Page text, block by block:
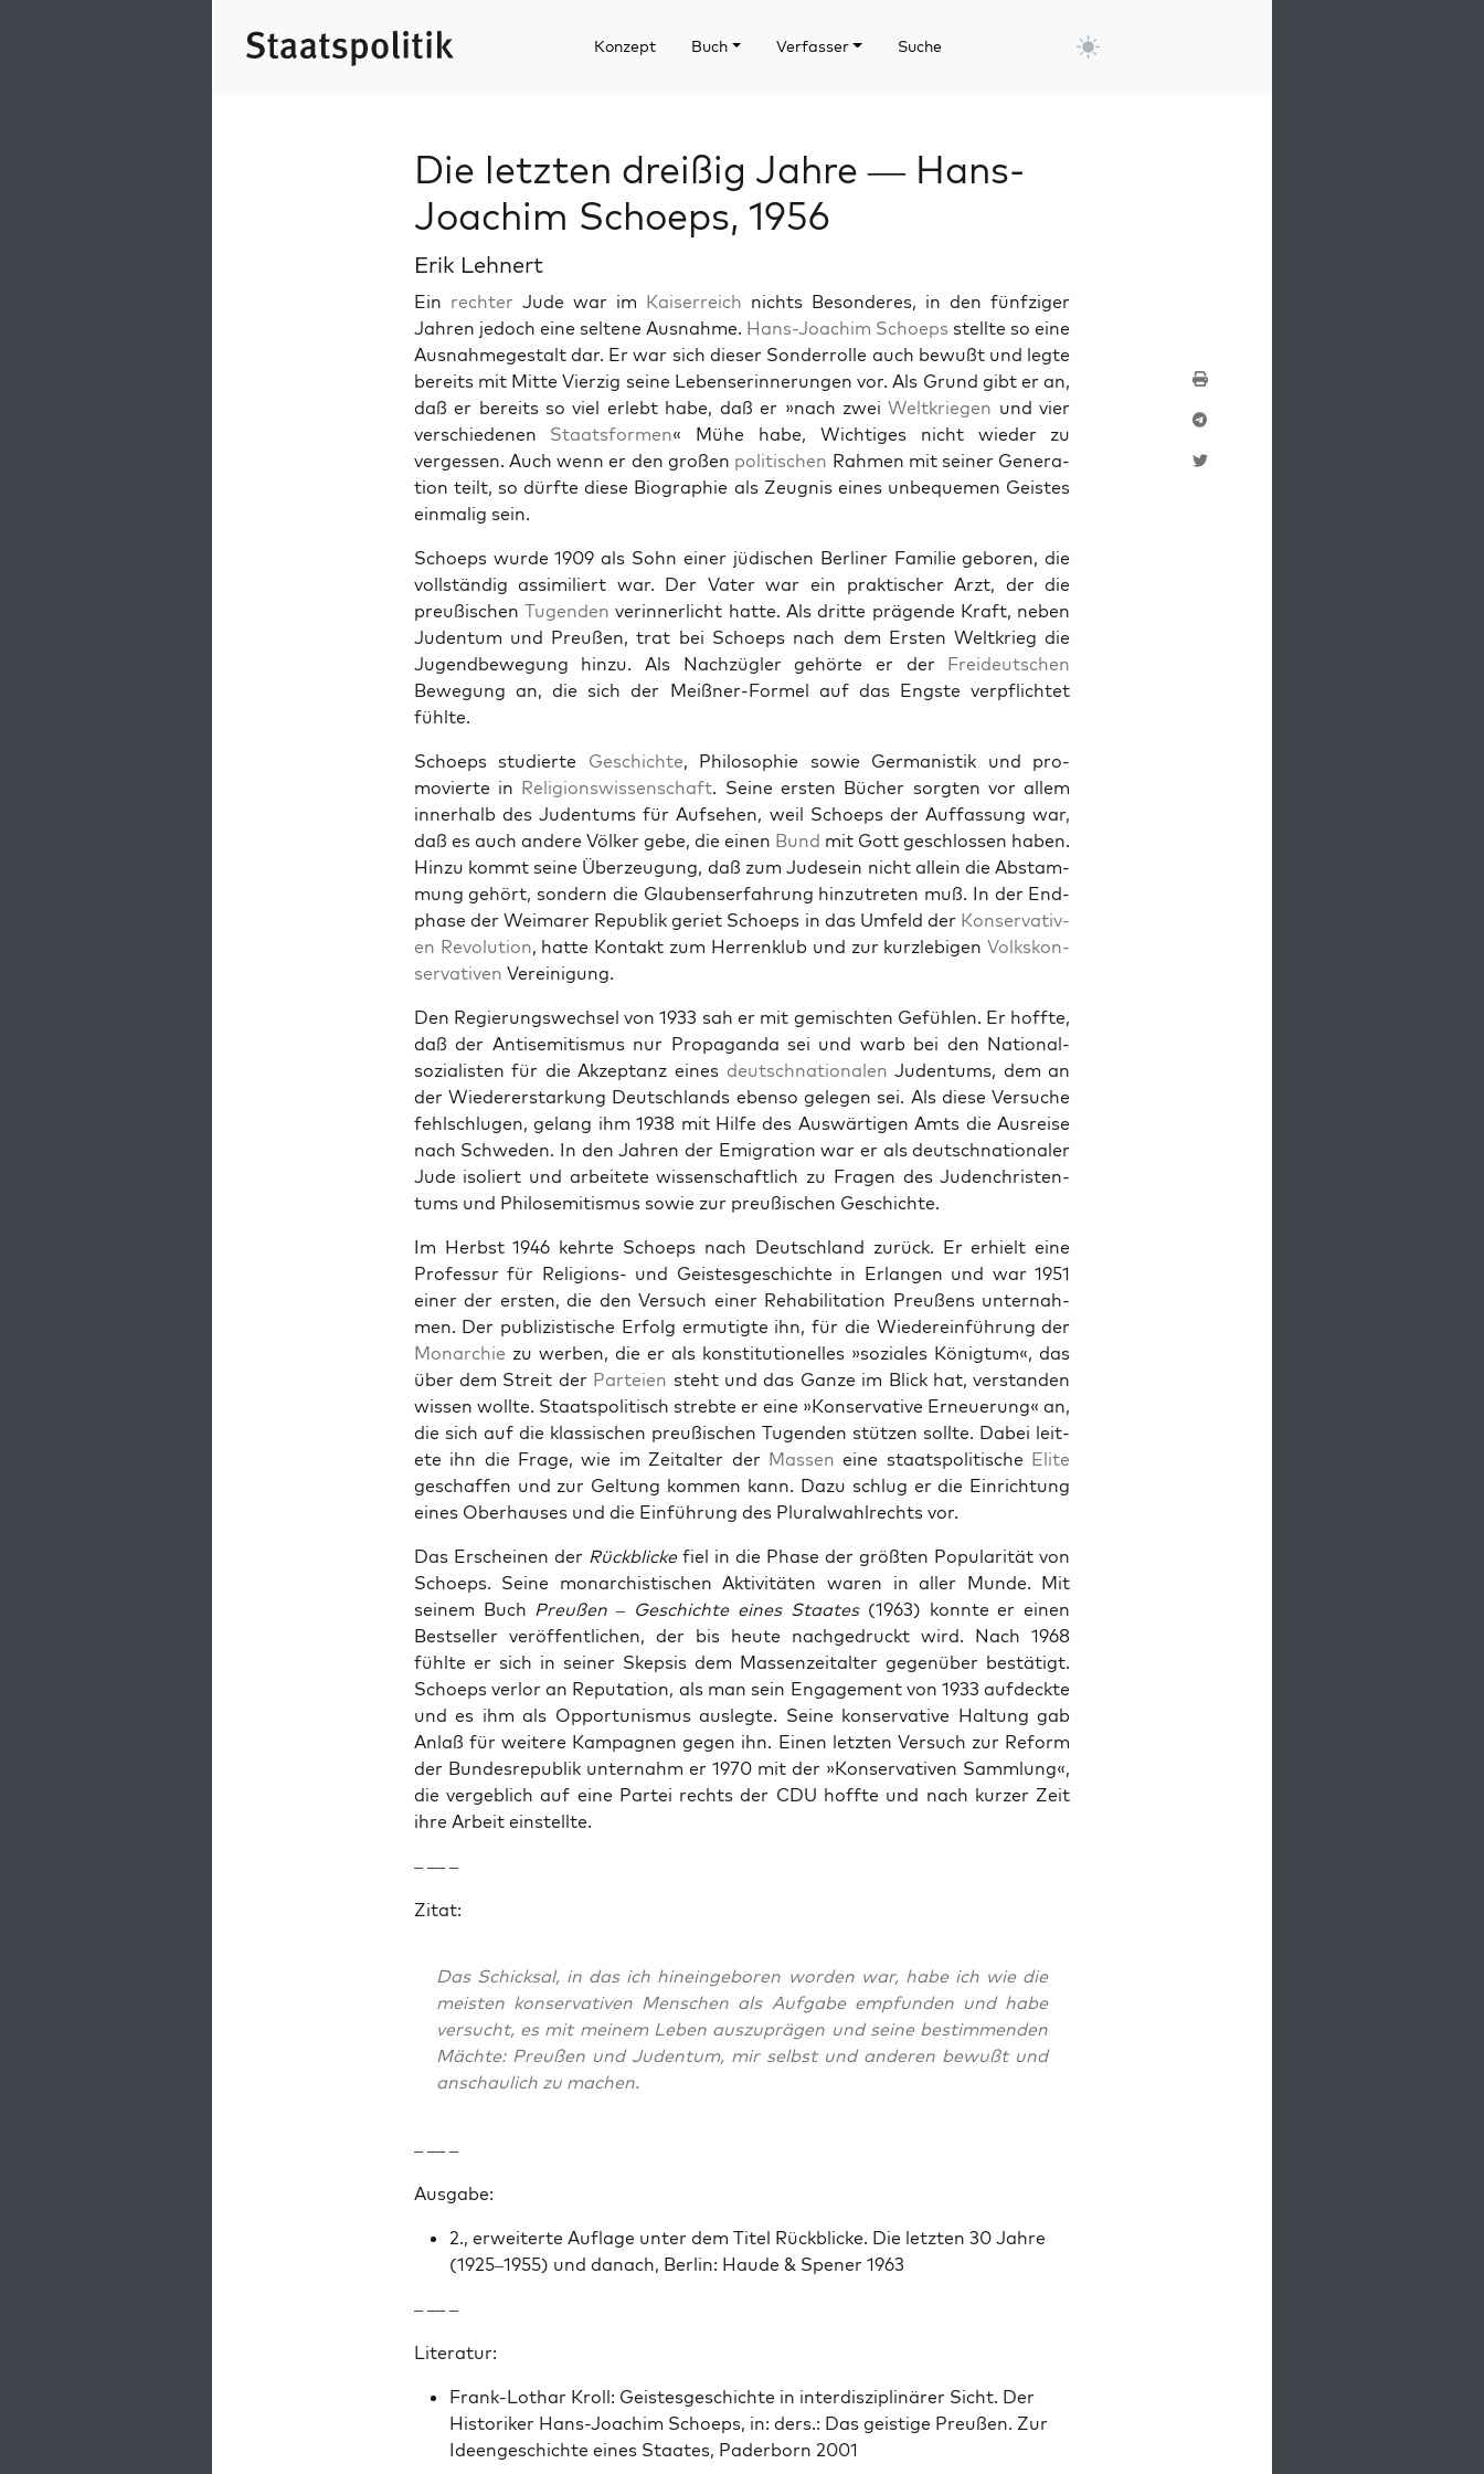
Konzept Buch Verfasser Suche
Die letzten dreißig Jahre — Hans-
Joachim Schoeps, 1956
Erik Lehnert
Ein rechter Jude war im Kaiser­re­ich nichts Beson­deres, in den fün­fziger
Jahren jedoch eine sel­tene Aus­nahme. Hans-Joachim Schoeps stellte so eine
Aus­nah­megestalt dar. Er war sich dieser Son­der­rolle auch bewußt und legte
bere­its mit Mitte Vierzig seine Lebenserin­nerun­gen vor. Als Grund gibt er an,
daß er bere­its so viel erlebt habe, daß er »nach zweiWeltkriegen und vier
ver­schiede­nen Staats­for­men« Mühe habe, Wichtiges nicht wieder zu
vergessen. Auch wenn er den großen poli­tis­chen Rah­men mit sein­er Gen­er­a­
tion teilt, so dürfte diese Biogra­phie als Zeug­nis eines unbe­que­men Geistes
ein­ma­lig sein.
Schoeps wurde 1909 als Sohn ein­er jüdis­chen Berlin­er Fam­i­lie geboren, die
voll­ständig assim­i­liert war. Der Vater war ein prak­tis­ch­er Arzt, der die
preußis­chen Tugen­den verin­ner­licht hat­te. Als dritte prä­gende Kraft, neben
Juden­tum und Preußen, trat bei Schoeps nach dem Ersten Weltkrieg die
Jugend­be­we­gung hinzu. Als Nachzü­gler gehörte er der Frei­deutschen
Bewe­gung an, die sich der Meißn­er-Formel auf das Eng­ste verpflichtet
fühlte.
Schoeps studierte Geschichte, Philoso­phie sowie Ger­man­is­tik und pro­
movierte in Reli­gion­swis­senschaft. Seine ersten Büch­er sorgten vor allem
inner­halb des Juden­tums für Auf­se­hen, weil Schoeps der Auf­fas­sung war,
daß es auch andere Völk­er gebe, die einen Bund mit Gott geschlossen haben.
Hinzu kommt seine Überzeu­gung, daß zum Jude­sein nicht allein die Abstam­
mung gehört, son­dern die Glaubenser­fahrung hinzutreten muß. In der End­
phase der Weimar­er Repub­lik geri­et Schoeps in das Umfeld der Kon­ser­v­a­tiv­
en Rev­o­lu­tion, hat­te Kon­takt zum Her­ren­klub und zur kur­zlebi­genVolk­skon­
ser­v­a­tiv­en Vere­ini­gung.
Den Regierungswech­sel von 1933 sah er mit gemis­cht­en Gefühlen. Er hoffte,
daß der Anti­semitismus nur Pro­pa­gan­da sei und warb bei den Nation­al­
sozial­is­ten für die Akzep­tanz eines deutschna­tionalen Juden­tums, dem an
der Wieder­erstarkung Deutsch­lands eben­so gele­gen sei. Als diese Ver­suche
fehlschlu­gen, gelang ihm 1938 mit Hil­fe des Auswär­ti­gen Amts die Aus­reise
nach Schwe­den. In den Jahren der Emi­gra­tion war er als deutschna­tionaler
Jude isoliert und arbeit­ete wis­senschaftlich zu Fra­gen des Judenchris­ten­
tums und Philosemitismus sowie zur preußis­chen Geschichte.
Im Herb­st 1946 kehrte Schoeps nach Deutsch­land zurück. Er erhielt eine
Pro­fes­sur für Reli­gions- und Geis­tes­geschichte in Erlan­gen und war 1951
ein­er der ersten, die den Ver­such ein­er Reha­bil­i­ta­tion Preußens unter­nah­
men. Der pub­lizis­tis­che Erfolg ermutigte ihn, für die Wiedere­in­führung der
Monar­chie zu wer­ben, die er als kon­sti­tu­tionelles »soziales König­tum«, das
über dem Stre­it der Parteien ste­ht und das Ganze im Blick hat, ver­standen
wis­sen wollte. Staat­spoli­tisch strebte er eine »Kon­ser­v­a­tive Erneuerung« an,
die sich auf die klas­sis­chen preußis­chen Tugen­den stützen sollte. Dabei leit­
ete ihn die Frage, wie im Zeital­ter der Massen eine staat­spoli­tis­che Elite
geschaf­fen und zur Gel­tung kom­men kann. Dazu schlug er die Ein­rich­tung
eines Ober­haus­es und die Ein­führung des Plu­ral­wahlrechts vor.
Das Erscheinen der Rück­blickefiel in die Phase der größten Pop­u­lar­ität von
Schoeps. Seine monar­chis­tis­chen Aktiv­itäten waren in aller Munde. Mit
seinem Buch Preußen – Geschichte eines Staates(1963) kon­nte er einen
Best­seller veröf­fentlichen, der bis heute nachge­druckt wird. Nach 1968
fühlte er sich in sein­er Skep­sis dem Massen­zeital­ter gegenüber bestätigt.
Schoeps ver­lor an Rep­u­ta­tion, als man sein Engage­ment von 1933 aufdeck­te
und es ihm als Oppor­tunis­mus auslegte. Seine kon­ser­v­a­tive Hal­tung gab
Anlaß für weit­ere Kam­pag­nen gegen ihn. Einen let­zten Ver­such zur Reform
der Bun­desre­pub­lik unter­nahm er 1970 mit der »Kon­ser­v­a­tiv­en Samm­lung«,
die verge­blich auf eine Partei rechts der CDU hoffte und nach kurz­er Zeit
ihre Arbeit ein­stellte.
– — –
Zitat:
Das Schick­sal, in das ich hineinge­boren wor­den war, habe ich wie die
meis­ten kon­ser­v­a­tiv­en Men­schen als Auf­gabe emp­fun­den und habe
ver­sucht, es mit meinem Leben auszuprä­gen und seine bes­tim­menden
Mächte: Preußen und Juden­tum, mir selb­st und anderen bewußt und
anschaulich zu machen.
– — –
Aus­gabe:
2., erweit­erte Auflage unter dem Titel Rück­blicke. Die let­zten 30 Jahre
(1925–1955) und danach, Berlin: Haude & Spen­er 1963
– — –
Lit­er­atur:
Frank-Lothar Kroll: Geis­tes­geschichte in inter­diszi­plinär­er Sicht. Der
His­torik­er Hans-Joachim Schoeps, in: ders.: Das geistige Preußen. Zur
Ideengeschichte eines Staates, Pader­born 2001